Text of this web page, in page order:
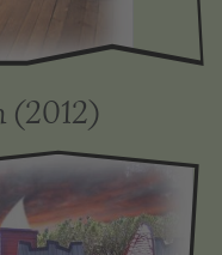
(2012)